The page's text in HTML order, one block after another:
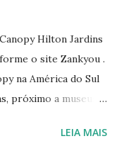
Hilton Jardins
o site Zankyou .
na América do Sul
próximo a museus,
Tive que meLEIA MAIS